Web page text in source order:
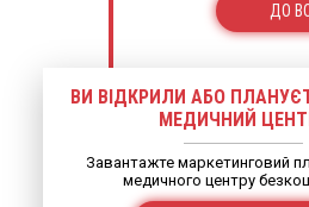
ДО
ВИ ВІДКРИЛИ АБО
МЕДИЧНИЙ
Завантажте маркетинговий
медичного центру